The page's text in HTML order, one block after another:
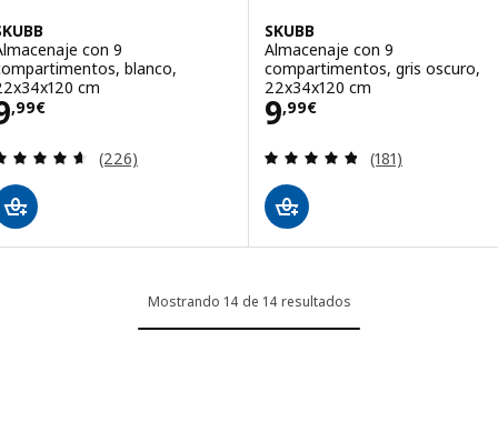
con 9
blanco,
cm
,99€ 9,99€
Revisa: 4.6 de 5 estrellas. Total opiniones:
(226)
SKUBB
Almacenaje con 9
compartimentos, gris oscuro,
22x34x120 cm
9,99€
Precio 9,99€
Revisa: 4.8 de
(181)
Mostrando 14 de 14 resultados